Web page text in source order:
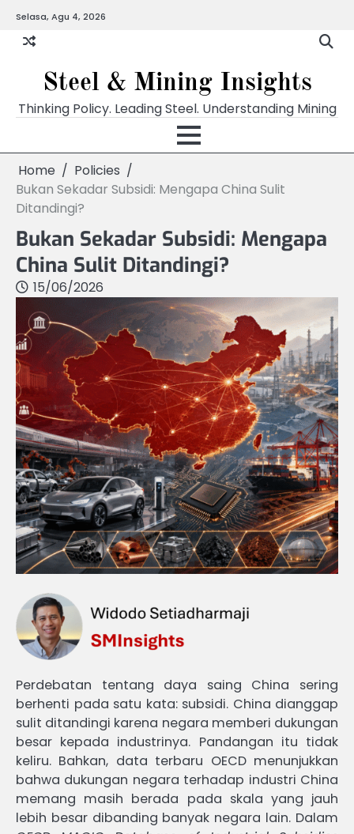
content
Selasa, Agu 4, 2026
Steel & Mining Insights
Thinking Policy. Leading Steel. Understanding Mining
Home
Policies
Bukan Sekadar Subsidi: Mengapa China Sulit
Ditandingi?
Bukan Sekadar Subsidi: Mengapa
China Sulit Ditandingi?
15/06/2026
Perdebatan tentang daya saing China sering
berhenti pada satu kata: subsidi. China dianggap
sulit ditandingi karena negara memberi dukungan
besar kepada industrinya. Pandangan itu tidak
keliru. Bahkan, data terbaru OECD menunjukkan
bahwa dukungan negara terhadap industri China
memang masih berada pada skala yang jauh
lebih besar dibanding banyak negara lain. Dalam